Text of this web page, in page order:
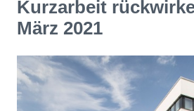
Kurzarbeit
März 2021